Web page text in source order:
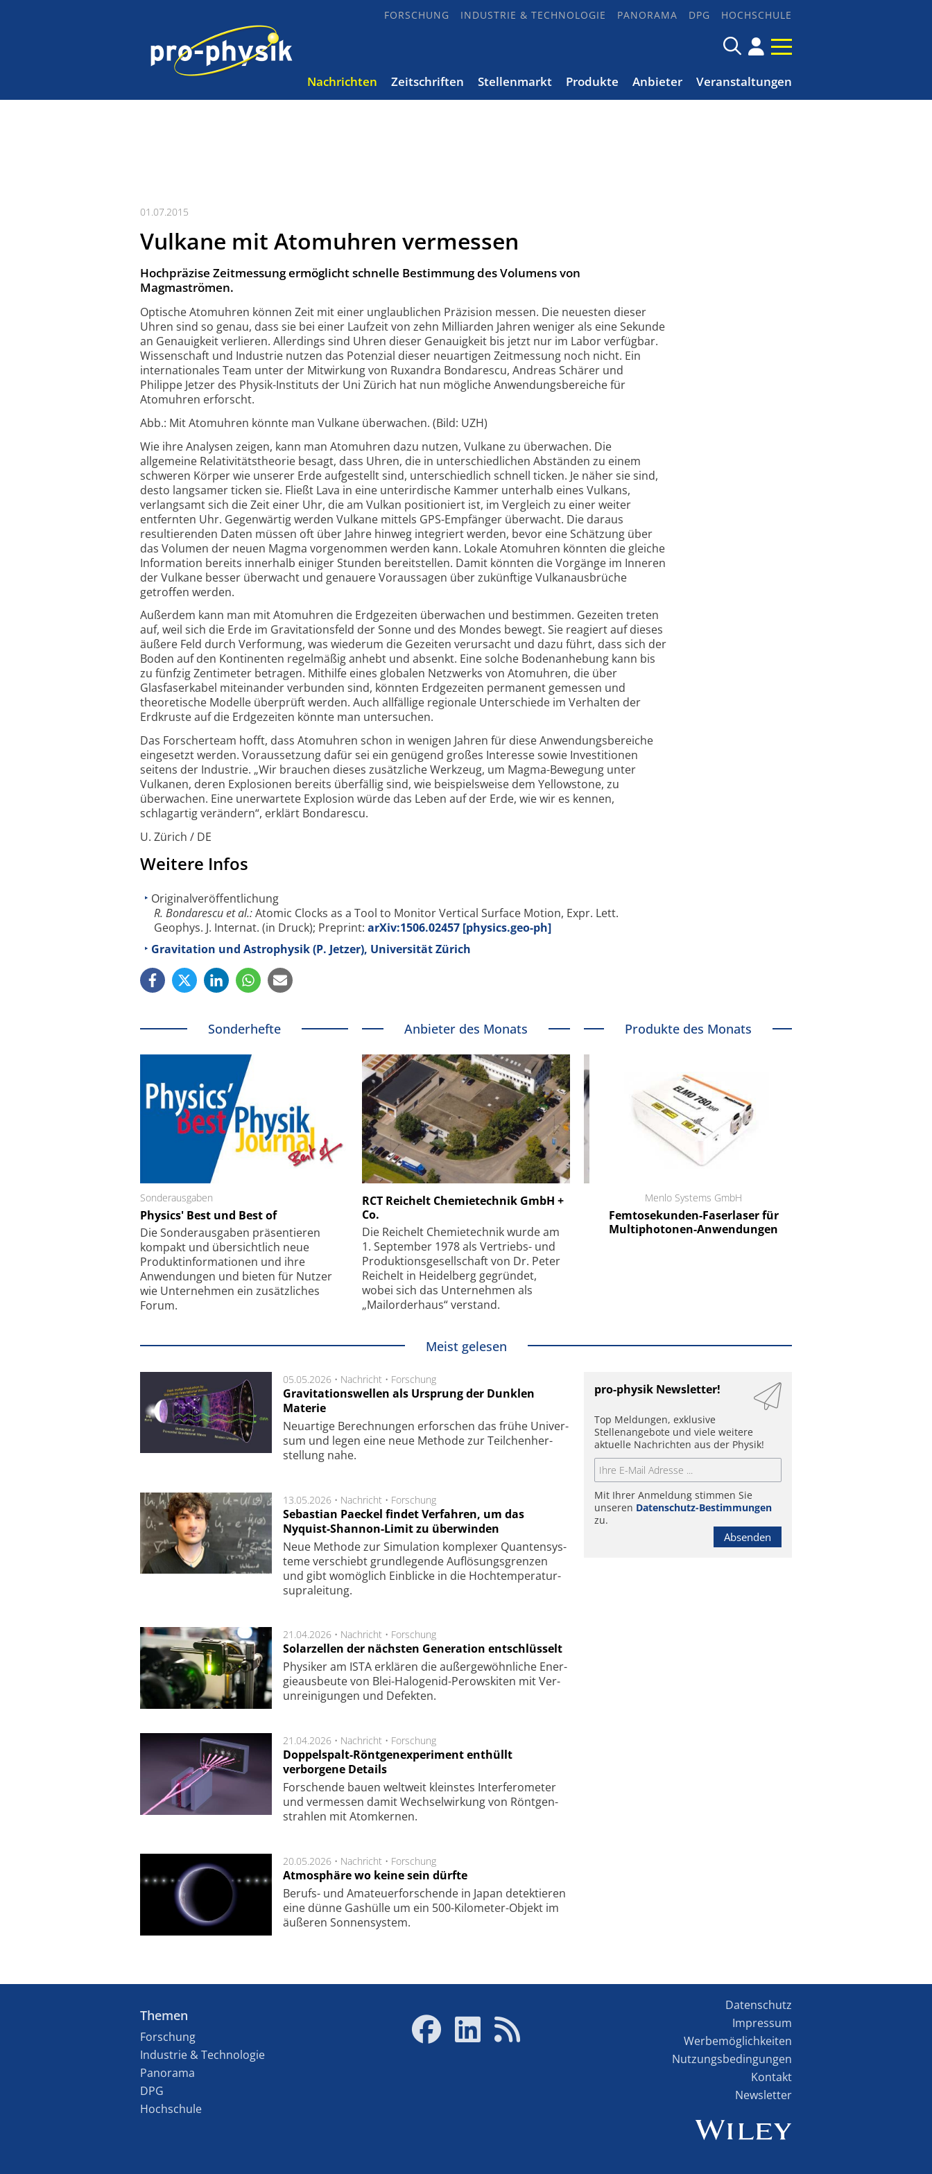
FORSCHUNG INDUSTRIE & TECHNOLOGIE PANORAMA DPG HOCHSCHULE
Nachrichten Zeitschriften Stellenmarkt Produkte Anbieter Veranstaltungen
01.07.2015
Vulkane mit Atomuhren vermessen
Hochpräzise Zeitmessung ermöglicht schnelle Bestimmung des Volumens von
Magmaströmen.
Optische Atomuhren können Zeit mit einer unglaublichen Präzision messen. Die neuesten dieser
Uhren sind so genau, dass sie bei einer Laufzeit von zehn Milliarden Jahren weniger als eine Sekunde
an Genauigkeit verlieren. Allerdings sind Uhren dieser Genauigkeit bis jetzt nur im Labor verfügbar.
Wissenschaft und Industrie nutzen das Potenzial dieser neuartigen Zeitmessung noch nicht. Ein
internationales Team unter der Mitwirkung von Ruxandra Bondarescu, Andreas Schärer und
Philippe Jetzer des Physik-Instituts der Uni Zürich hat nun mögliche Anwendungsbereiche für
Atomuhren erforscht.
Abb.: Mit Atomuhren könnte man Vulkane überwachen. (Bild: UZH)
Wie ihre Analysen zeigen, kann man Atomuhren dazu nutzen, Vulkane zu überwachen. Die
allgemeine Relativitätstheorie besagt, dass Uhren, die in unterschiedlichen Abständen zu einem
schweren Körper wie unserer Erde aufgestellt sind, unterschiedlich schnell ticken. Je näher sie sind,
desto langsamer ticken sie. Fließt Lava in eine unterirdische Kammer unterhalb eines Vulkans,
verlangsamt sich die Zeit einer Uhr, die am Vulkan positioniert ist, im Vergleich zu einer weiter
entfernten Uhr. Gegenwärtig werden Vulkane mittels GPS-Empfänger überwacht. Die daraus
resultierenden Daten müssen oft über Jahre hinweg integriert werden, bevor eine Schätzung über
das Volumen der neuen Magma vorgenommen werden kann. Lokale Atomuhren könnten die gleiche
Information bereits innerhalb einiger Stunden bereitstellen. Damit könnten die Vorgänge im Inneren
der Vulkane besser überwacht und genauere Voraussagen über zukünftige Vulkanausbrüche
getroffen werden.
Außerdem kann man mit Atomuhren die Erdgezeiten überwachen und bestimmen. Gezeiten treten
auf, weil sich die Erde im Gravitationsfeld der Sonne und des Mondes bewegt. Sie reagiert auf dieses
äußere Feld durch Verformung, was wiederum die Gezeiten verursacht und dazu führt, dass sich der
Boden auf den Kontinenten regelmäßig anhebt und absenkt. Eine solche Bodenanhebung kann bis
zu fünfzig Zentimeter betragen. Mithilfe eines globalen Netzwerks von Atomuhren, die über
Glasfaserkabel miteinander verbunden sind, könnten Erdgezeiten permanent gemessen und
theoretische Modelle überprüft werden. Auch allfällige regionale Unterschiede im Verhalten der
Erdkruste auf die Erdgezeiten könnte man untersuchen.
Das Forscherteam hofft, dass Atomuhren schon in wenigen Jahren für diese Anwendungsbereiche
eingesetzt werden. Voraussetzung dafür sei ein genügend großes Interesse sowie Investitionen
seitens der Industrie. „Wir brauchen dieses zusätzliche Werkzeug, um Magma-Bewegung unter
Vulkanen, deren Explosionen bereits überfällig sind, wie beispielsweise dem Yellowstone, zu
überwachen. Eine unerwartete Explosion würde das Leben auf der Erde, wie wir es kennen,
schlagartig verändern“, erklärt Bondarescu.
U. Zürich / DE
Weitere Infos
Originalveröffentlichung
R. Bondarescu et al.:Atomic Clocks as a Tool to Monitor Vertical Surface Motion, Expr. Lett.
Geophys. J. Internat. (in Druck); Preprint: arXiv:1506.02457 [physics.geo-ph]
Gravitation und Astrophysik (P. Jetzer), Universität Zürich
Sonderhefte
Sonderausgaben
Physics' Best und Best of
Die Sonder­ausgaben präsentieren
kompakt und übersichtlich neue
Produkt­informationen und ihre
Anwendungen und bieten für Nutzer
wie Unternehmen ein zusätzliches
Forum.
Anbieter des Monats
RCT Reichelt Chemietechnik GmbH +
Co.
Die Reichelt Chemietechnik wurde am
1. September 1978 als Vertriebs- und
Produktionsgesellschaft von Dr. Peter
Reichelt in Heidelberg gegründet,
wobei sich das Unternehmen als
„Mailorderhaus“ verstand.
Produkte des Monats
Faserkoppler mit Super-
Feinfokussierungsmechanismus
SmarAct GmbH
kleinstem Raum
Menlo Systems GmbH
Femtosekunden-Faserlaser für
Multiphotonen-Anwendungen
Meist gelesen
05.05.2026 • Nachricht • Forschung
Gravitationswellen als Ursprung der Dunklen
Materie
Neu­artige Be­rech­nung­en er­for­schen das frü­he Uni­ver­
sum und legen eine neue Me­tho­de zur Teil­chen­her­
stel­lung nahe.
13.05.2026 • Nachricht • Forschung
Sebastian Paeckel findet Verfahren, um das
Nyquist-Shannon-Limit zu überwinden
Neue Methode zur Simu­la­tion kom­ple­xer Quan­ten­sys­
te­me ver­schiebt grund­le­gen­de Auf­lösungs­gren­zen
und gibt wo­mög­lich Ein­blicke in die Hoch­tempe­ra­tur­
supra­lei­tung.
21.04.2026 • Nachricht • Forschung
Solarzellen der nächsten Generation entschlüsselt
Physiker am ISTA er­klä­ren die außer­ge­wöhn­li­che Ener­
gie­aus­beu­te von Blei-Halo­ge­nid-Perows­ki­ten mit Ver­
unrei­ni­gung­en und De­fek­ten.
21.04.2026 • Nachricht • Forschung
Doppelspalt-Röntgenexperiment enthüllt
verborgene Details
For­schen­de bau­en welt­weit kleins­tes In­ter­fe­ro­me­ter
und ver­mes­sen da­mit Wech­sel­wir­kung von Rönt­gen­
strah­len mit Atom­ker­nen.
20.05.2026 • Nachricht • Forschung
Atmosphäre wo keine sein dürfte
Berufs- und Ama­teuer­for­schen­de in Japan de­tek­tie­ren
eine dün­ne Gas­hül­le um ein 500-Kilo­meter-Objekt im
äu­ße­ren Son­nen­sys­tem.
pro-physik Newsletter!
Top Meldungen, exklusive
Stellenangebote und viele weitere
aktuelle Nachrichten aus der Physik!
Mit Ihrer Anmeldung stimmen Sie
unseren Datenschutz-Bestimmungen
zu.
Absenden
Themen
Forschung
Industrie & Technologie
Panorama
DPG
Hochschule
Datenschutz
Impressum
Werbemöglichkeiten
Nutzungsbedingungen
Kontakt
Newsletter